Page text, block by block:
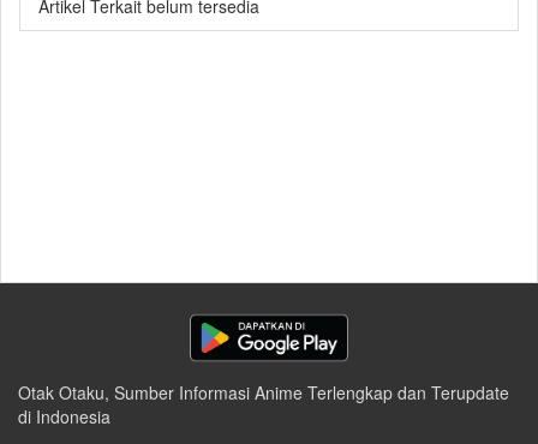
Artikel Terkait belum tersedia
Otak Otaku, Sumber Informasi Anime Terlengkap dan Terupdate
di Indonesia